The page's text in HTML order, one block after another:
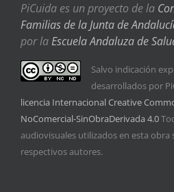
PiCuida es un proyecto de la
Familias de la Junta de
por laEscuela Andaluza de
Salvo indicación
desarrollados por
licencia Internacional Creative
NoComercial-SinObraDerivada 4.0
audiovisuales utilizados en esta obra
respectivos autores.